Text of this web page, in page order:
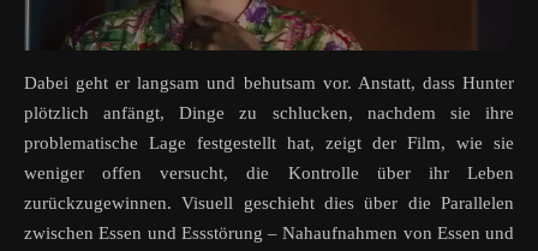
Dabei geht er langsam und behutsam vor. Anstatt, dass Hunter
plötzlich anfängt, Dinge zu schlucken, nachdem sie ihre
problematische Lage festgestellt hat, zeigt der Film, wie sie
weniger offen versucht, die Kontrolle über ihr Leben
zurückzugewinnen. Visuell geschieht dies über die Parallelen
zwischen Essen und Essstörung – Nahaufnahmen von Essen und